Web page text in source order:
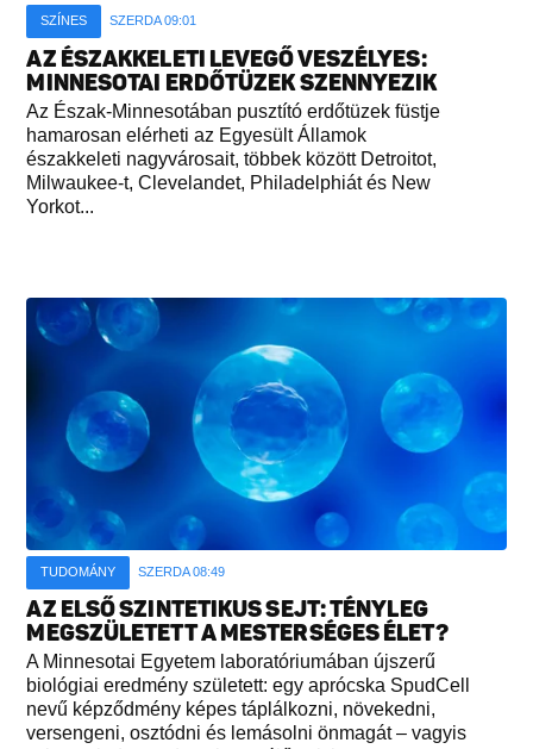
SZÍNES SZERDA 09:01
AZ ÉSZAKKELETI LEVEGŐ VESZÉLYES:
MINNESOTAI ERDŐTÜZEK SZENNYEZIK
Az Észak-Minnesotában pusztító erdőtüzek füstje
hamarosan elérheti az Egyesült Államok
északkeleti nagyvárosait, többek között Detroitot,
Milwaukee-t, Clevelandet, Philadelphiát és New
Yorkot...
TUDOMÁNY SZERDA 08:49
AZ ELSŐ SZINTETIKUS SEJT: TÉNYLEG
MEGSZÜLETETT A MESTERSÉGES ÉLET?
A Minnesotai Egyetem laboratóriumában újszerű
biológiai eredmény született: egy aprócska SpudCell
nevű képződmény képes táplálkozni, növekedni,
versengeni, osztódni és lemásolni önmagát – vagyis